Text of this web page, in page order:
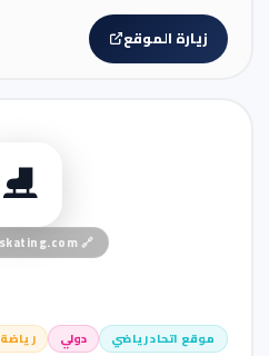
زيارة الموقع
⛸️
🔗
موقع اتحاد رياضي دولي رياضة